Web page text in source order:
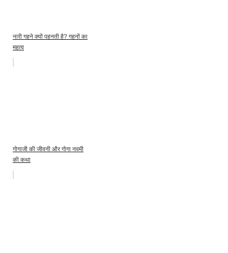
नारी गहने क्यों पहनती है? गहनों का
महत्व
गोगाजी की जीवनी और गोगा नवमी
की कथा